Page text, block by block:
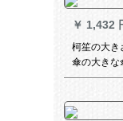
￥ 1,432
柯笙の大き
傘の大きな
四角い傘の